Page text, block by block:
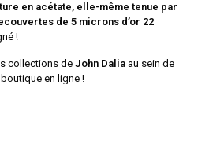
en acétate, elle-même tenue par
de 5 microns d’or 22
!
collections de John Dalia au sein de
en ligne !